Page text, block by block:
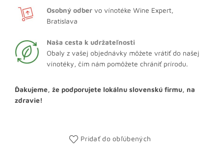
Osobný odber vo vínotéke Wine Expert,
Bratislava
Naša cesta k udržateľnosti
Obaly z vašej objednávky môžete vrátiť do našej
vínotéky, čím nám pomôžete chrániť prírodu.
Ďakujeme, že podporujete lokálnu slovenskú firmu, na
zdravie!
Pridať do obľúbených